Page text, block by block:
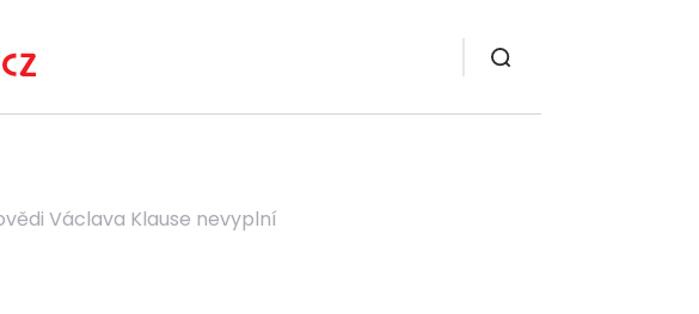
Václava Klause nevyplní